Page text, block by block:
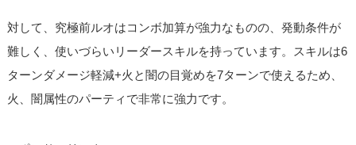
対して、究極前ルオはコンボ加算が強力なものの、発動条件が
難しく、使いづらいリーダースキルを持っています。スキルは6
ターンダメージ軽減+火と闇の目覚めを7ターンで使えるため、
火、闇属性のパーティで非常に強力です。